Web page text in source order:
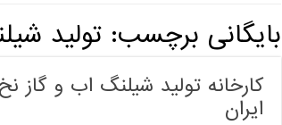
بایگانی برچسب:تولید
کارخانه تولید شیلنگ اب و گاز
ایران